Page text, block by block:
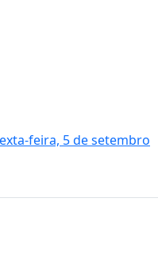
feira, 5 de setembro